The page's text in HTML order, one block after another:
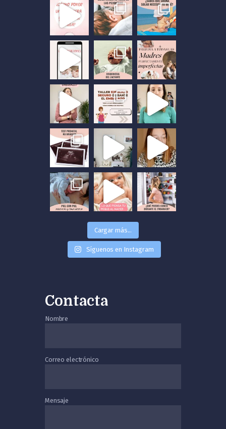
Cargar más...
Síguenos en Instagram
Contacta
Nombre
Correo electrónico
Mensaje